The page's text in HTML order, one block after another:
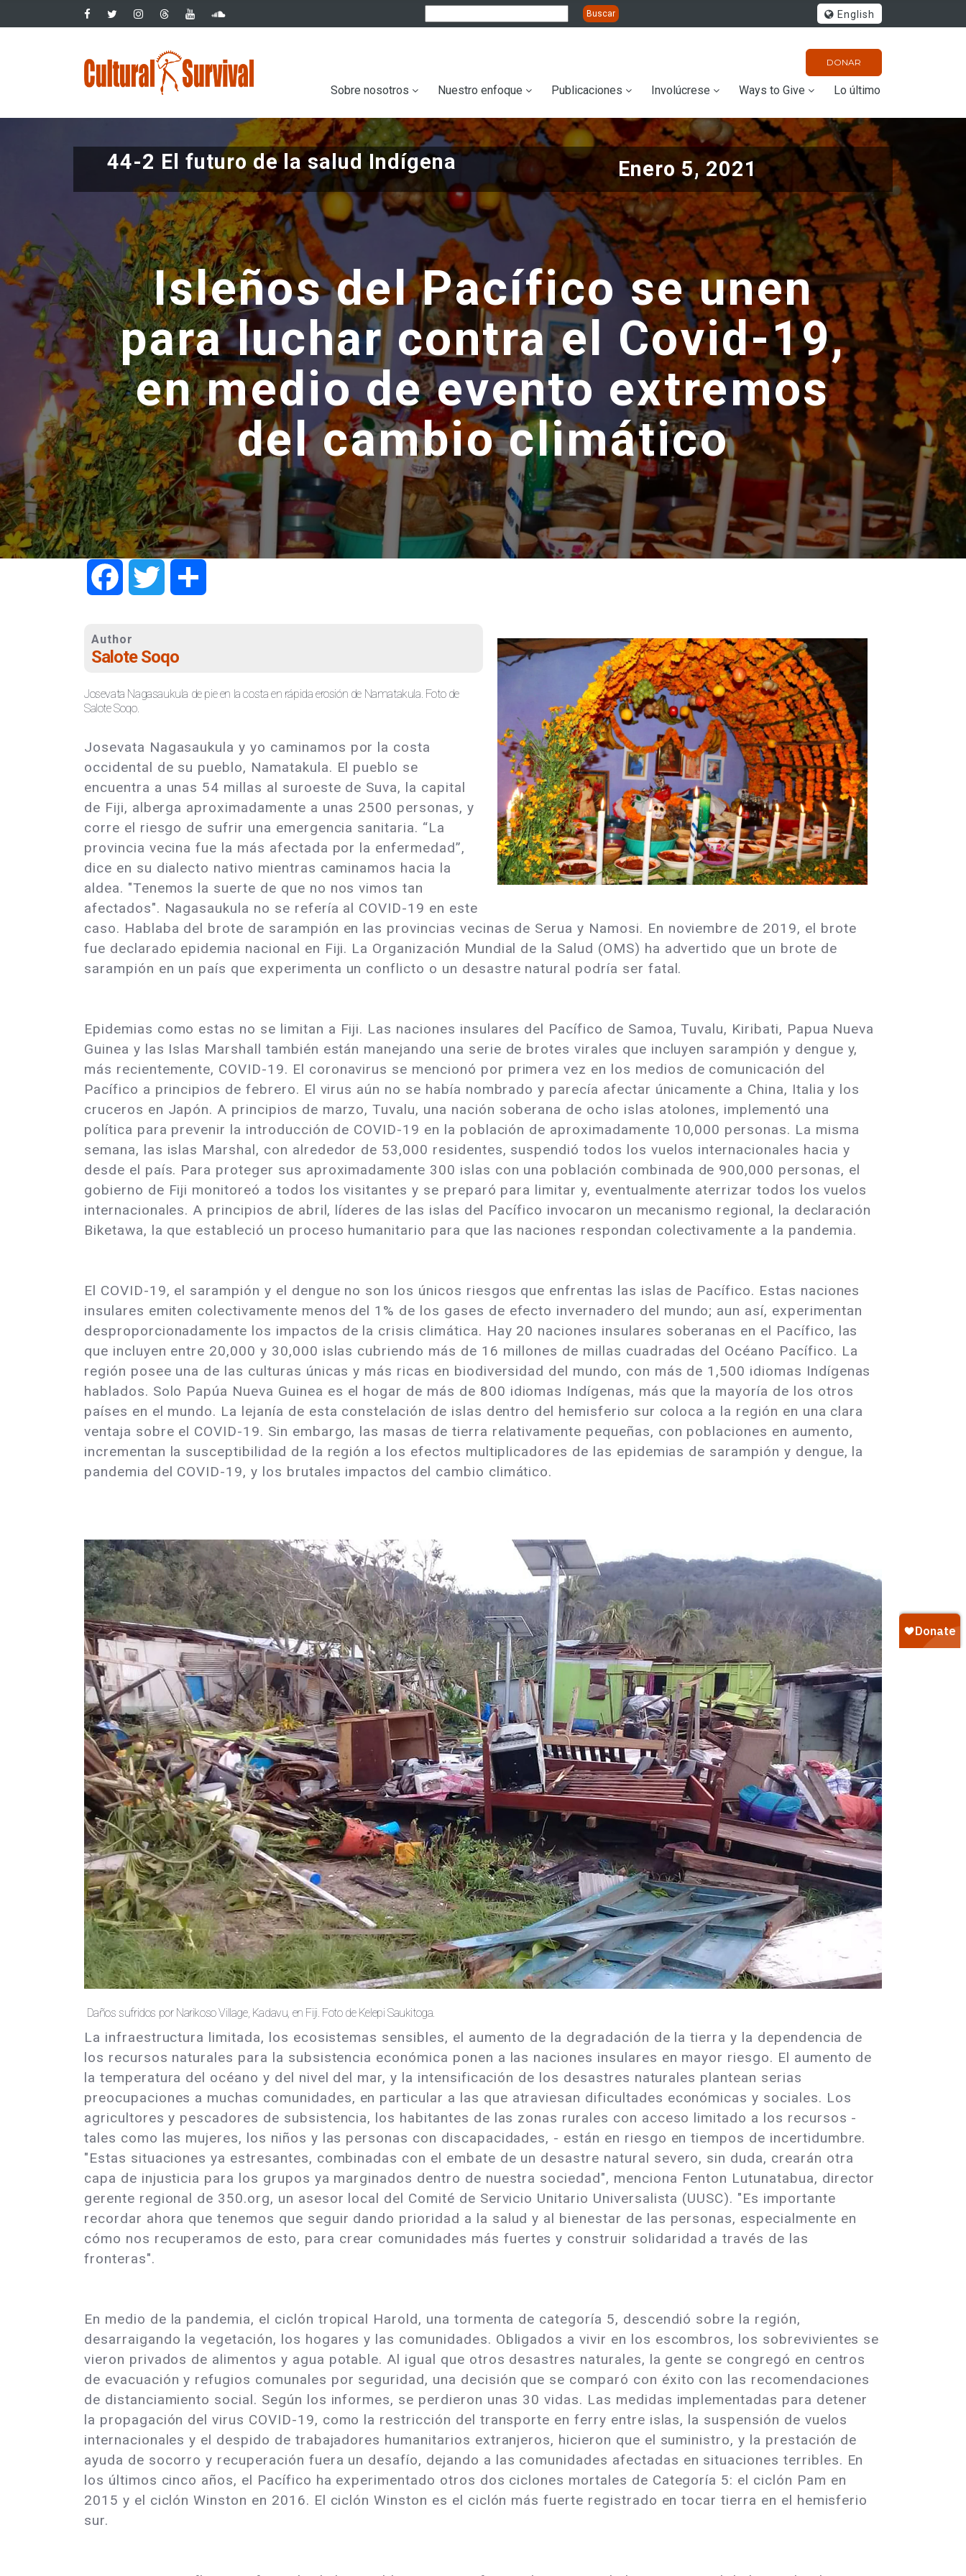
al
English
DONAR
navigation
Sobre nosotros Nuestro enfoque Publicaciones Involúcrese Ways to Give Lo último
44-2 El futuro de la salud Indígena Enero 5, 2021
Isleños del Pacífico se unen
para luchar contra el Covid-19,
en medio de evento extremos
del cambio climático
FacebookTwitter
Author
Salote Soqo
Josevata Nagasaukula de pie en la costa en rápida erosión de Namatakula. Foto de
Salote Soqo.
Josevata Nagasaukula y yo caminamos por la costa
occidental de su pueblo, Namatakula. El pueblo se
encuentra a unas 54 millas al suroeste de Suva, la capital
de Fiji, alberga aproximadamente a unas 2500 personas, y
corre el riesgo de sufrir una emergencia sanitaria. “La
provincia vecina fue la más afectada por la enfermedad”,
dice en su dialecto nativo mientras caminamos hacia la
aldea. "Tenemos la suerte de que no nos vimos tan
afectados". Nagasaukula no se refería al COVID-19 en este
caso. Hablaba del brote de sarampión en las provincias vecinas de Serua y Namosi. En noviembre de 2019, el brote
fue declarado epidemia nacional en Fiji. La Organización Mundial de la Salud (OMS) ha advertido que un brote de
sarampión en un país que experimenta un conflicto o un desastre natural podría ser fatal.
Epidemias como estas no se limitan a Fiji. Las naciones insulares del Pacífico de Samoa, Tuvalu, Kiribati, Papua Nueva
Guinea y las Islas Marshall también están manejando una serie de brotes virales que incluyen sarampión y dengue y,
más recientemente, COVID-19. El coronavirus se mencionó por primera vez en los medios de comunicación del
Pacífico a principios de febrero. El virus aún no se había nombrado y parecía afectar únicamente a China, Italia y los
cruceros en Japón. A principios de marzo, Tuvalu, una nación soberana de ocho islas atolones, implementó una
política para prevenir la introducción de COVID-19 en la población de aproximadamente 10,000 personas. La misma
semana, las islas Marshal, con alrededor de 53,000 residentes, suspendió todos los vuelos internacionales hacia y
desde el país. Para proteger sus aproximadamente 300 islas con una población combinada de 900,000 personas, el
gobierno de Fiji monitoreó a todos los visitantes y se preparó para limitar y, eventualmente aterrizar todos los vuelos
internacionales. A principios de abril, líderes de las islas del Pacífico invocaron un mecanismo regional, la declaración
Biketawa, la que estableció un proceso humanitario para que las naciones respondan colectivamente a la pandemia.
El COVID-19, el sarampión y el dengue no son los únicos riesgos que enfrentas las islas de Pacífico. Estas naciones
insulares emiten colectivamente menos del 1% de los gases de efecto invernadero del mundo; aun así, experimentan
desproporcionadamente los impactos de la crisis climática. Hay 20 naciones insulares soberanas en el Pacífico, las
que incluyen entre 20,000 y 30,000 islas cubriendo más de 16 millones de millas cuadradas del Océano Pacífico. La
región posee una de las culturas únicas y más ricas en biodiversidad del mundo, con más de 1,500 idiomas Indígenas
hablados. Solo Papúa Nueva Guinea es el hogar de más de 800 idiomas Indígenas, más que la mayoría de los otros
países en el mundo. La lejanía de esta constelación de islas dentro del hemisferio sur coloca a la región en una clara
ventaja sobre el COVID-19. Sin embargo, las masas de tierra relativamente pequeñas, con poblaciones en aumento,
incrementan la susceptibilidad de la región a los efectos multiplicadores de las epidemias de sarampión y dengue, la
pandemia del COVID-19, y los brutales impactos del cambio climático.
Daños sufridos por Narikoso Village, Kadavu, en Fiji. Foto de Kelepi Saukitoga.
La infraestructura limitada, los ecosistemas sensibles, el aumento de la degradación de la tierra y la dependencia de
los recursos naturales para la subsistencia económica ponen a las naciones insulares en mayor riesgo. El aumento de
la temperatura del océano y del nivel del mar, y la intensificación de los desastres naturales plantean serias
preocupaciones a muchas comunidades, en particular a las que atraviesan dificultades económicas y sociales. Los
agricultores y pescadores de subsistencia, los habitantes de las zonas rurales con acceso limitado a los recursos -
tales como las mujeres, los niños y las personas con discapacidades, - están en riesgo en tiempos de incertidumbre.
"Estas situaciones ya estresantes, combinadas con el embate de un desastre natural severo, sin duda, crearán otra
capa de injusticia para los grupos ya marginados dentro de nuestra sociedad", menciona Fenton Lutunatabua, director
gerente regional de 350.org, un asesor local del Comité de Servicio Unitario Universalista (UUSC). "Es importante
recordar ahora que tenemos que seguir dando prioridad a la salud y al bienestar de las personas, especialmente en
cómo nos recuperamos de esto, para crear comunidades más fuertes y construir solidaridad a través de las
fronteras".
En medio de la pandemia, el ciclón tropical Harold, una tormenta de categoría 5, descendió sobre la región,
desarraigando la vegetación, los hogares y las comunidades. Obligados a vivir en los escombros, los sobrevivientes se
vieron privados de alimentos y agua potable. Al igual que otros desastres naturales, la gente se congregó en centros
de evacuación y refugios comunales por seguridad, una decisión que se comparó con éxito con las recomendaciones
de distanciamiento social. Según los informes, se perdieron unas 30 vidas. Las medidas implementadas para detener
la propagación del virus COVID-19, como la restricción del transporte en ferry entre islas, la suspensión de vuelos
internacionales y el despido de trabajadores humanitarios extranjeros, hicieron que el suministro, y la prestación de
ayuda de socorro y recuperación fuera un desafío, dejando a las comunidades afectadas en situaciones terribles. En
los últimos cinco años, el Pacífico ha experimentado otros dos ciclones mortales de Categoría 5: el ciclón Pam en
2015 y el ciclón Winston en 2016. El ciclón Winston es el ciclón más fuerte registrado en tocar tierra en el hemisferio
sur.